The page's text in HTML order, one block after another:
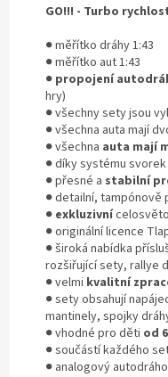
GO!!! - Turbo
● měřítko dráhy 1:43
● měřítko aut 1:43
● propojení
hry)
● všechny sety jsou
● všechna auta mají
● všechna auta mají
● díky systému
● přesné a stabilní
● detailní, tampónově
● exkluzivní
● originální licence
● široká nabídka
rozšiřující sety, rallye
● velmi kvalitní
● sety obsahují
mantinely, spojky
● vhodné pro děti od
● součástí každého
● analogový